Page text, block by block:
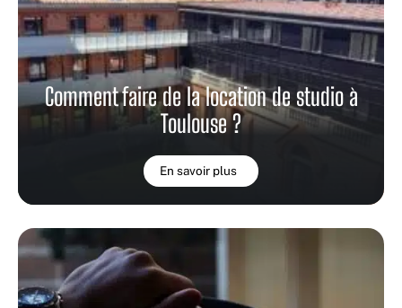
Comment faire de la location de studio à
Toulouse ?
En savoir plus